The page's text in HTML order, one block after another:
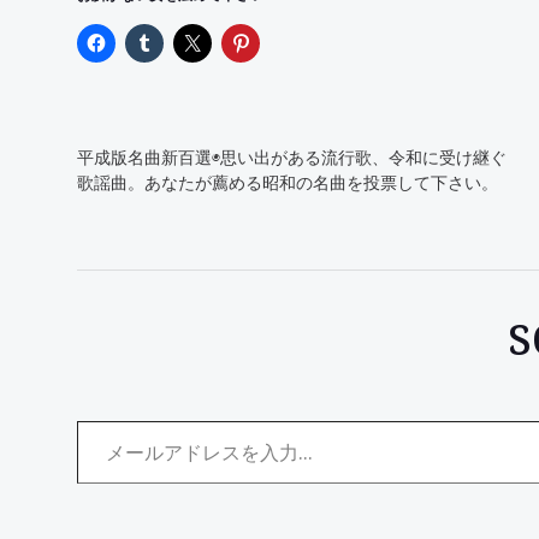
平成版名曲新百選◉思い出がある流行歌、令和に受け継ぐ
歌謡曲。あなたが薦める昭和の名曲を投票して下さい。
メールアドレスを入力...